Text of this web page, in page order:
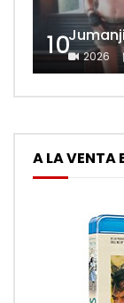
10 2026
A LA VENTA